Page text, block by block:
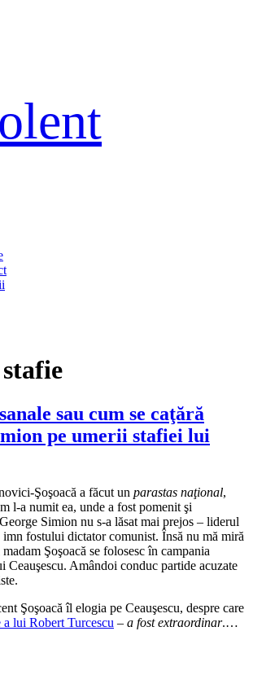
stafie
sau cum se caţără
pe umerii stafiei lui
Şoşoacă a făcut un parastas naţional,
l-a numit ea, unde a fost pomenit şi
Simion nu s-a lăsat mai prejos – liderul
fostului dictator comunist. Însă nu mă miră
Şoşoacă se folosesc în campania
Ceauşescu. Amândoi conduc partide acuzate
Şoşoacă îl elogia pe Ceauşescu, despre care
a lui Robert Turcescu – a fost extraordinar.…